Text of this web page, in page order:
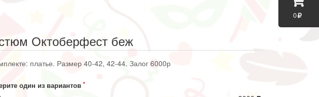
0
Октоберфест беж
платье. Размер 40-42, 42-44. Залог 6000р
один из вариантов